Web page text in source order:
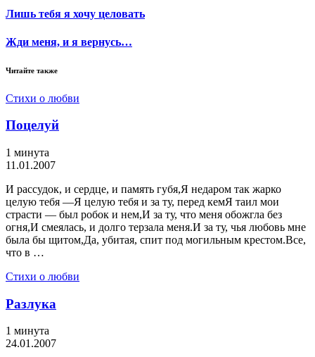
Лишь тебя я хочу целовать
Жди меня, и я вернусь…
Читайте также
Стихи о любви
Поцелуй
1 минута
11.01.2007
И рассудок, и сердце, и память губя,Я недаром так жарко
целую тебя —Я целую тебя и за ту, перед кемЯ таил мои
страсти — был робок и нем,И за ту, что меня обожгла без
огня,И смеялась, и долго терзала меня.И за ту, чья любовь мне
была бы щитом,Да, убитая, спит под могильным крестом.Все,
что в …
Стихи о любви
Разлука
1 минута
24.01.2007